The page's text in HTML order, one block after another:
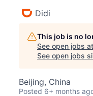
Didi
This job is no
See open jobs at
See open jobs
Beijing, China
Posted 6+ months